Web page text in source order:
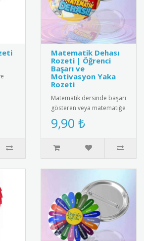
Matematik Dehası
Rozeti | Öğrenci
Başarı ve
Motivasyon Yaka
Rozeti
Matematik dersinde başarı
gösteren veya matematiğe
ilgi duyan öğrencileri
motive etmenin en
eğlencel..
9,90 ₺